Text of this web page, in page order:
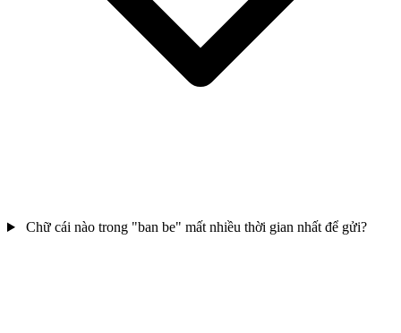
Chữ cái nào trong "ban be" mất nhiều thời gian nhất để gửi?